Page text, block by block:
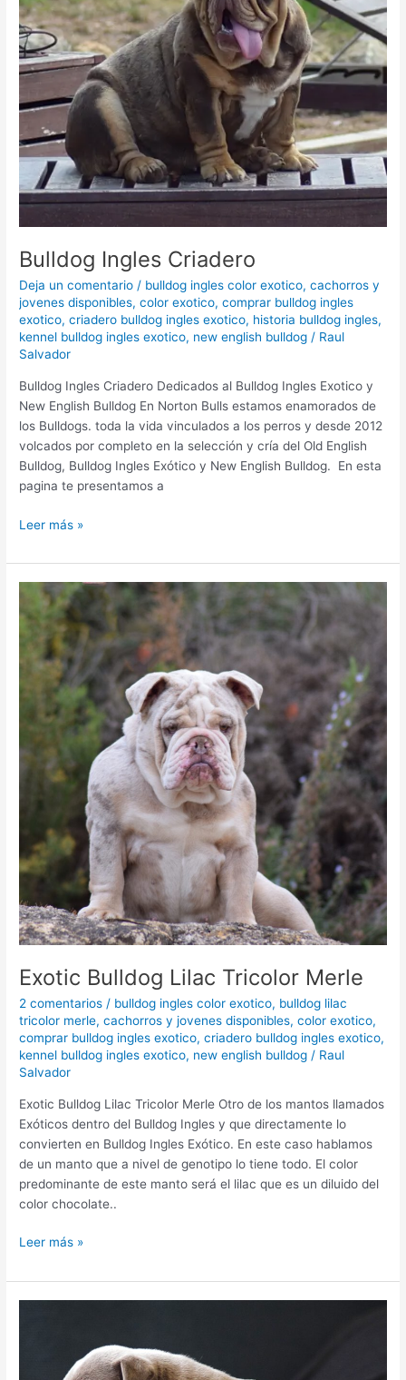
Bulldog Ingles Criadero
Deja un comentario / bulldog ingles color exotico,cachorros y
jovenes disponibles,color exotico,comprar bulldog ingles
exotico,criadero bulldog ingles exotico, historia bulldog ingles,
kennel bulldog ingles exotico, new english bulldog / Raul
Salvador
Bulldog Ingles Criadero Dedicados al Bulldog Ingles Exotico y
New English Bulldog En Norton Bulls estamos enamorados de
los Bulldogs. toda la vida vinculados a los perros y desde 2012
volcados por completo en la selección y cría del Old English
Bulldog, Bulldog Ingles Exótico y New English Bulldog. En esta
pagina te presentamos a
Leer más »
Exotic Bulldog Lilac Tricolor Merle
2 comentarios / bulldog ingles color exotico, bulldog lilac
tricolor merle,cachorros y jovenes disponibles,color exotico,
comprar bulldog ingles exotico,criadero bulldog ingles exotico,
kennel bulldog ingles exotico, new english bulldog / Raul
Salvador
Exotic Bulldog Lilac Tricolor Merle Otro de los mantos llamados
Exóticos dentro del Bulldog Ingles y que directamente lo
convierten en Bulldog Ingles Exótico. En este caso hablamos
de un manto que a nivel de genotipo lo tiene todo. El color
predominante de este manto será el lilac que es un diluido del
color chocolate..
Exotic
Bulldog
Lilac
Tricolor
Merle
Leer más »